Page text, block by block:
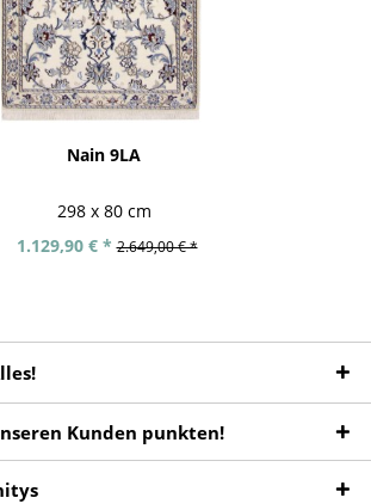
Nain 9LA
298 x 80 cm
1.129,90 € * 2.649,00 € *
Kunden punkten!